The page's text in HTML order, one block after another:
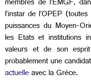
membres de l’EMGF,
l’instar de l’OPEP
puissances du Moyen-
les Etats et institutions
valeurs et de son
probablement une
actuelleavec la Grèce.